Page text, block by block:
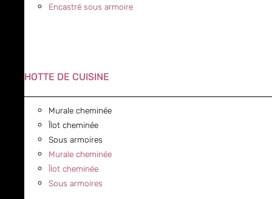
Encastré sous armoire
HOTTE DE CUISINE
Murale cheminée
Îlot cheminée
Sous armoires
Murale cheminée
Îlot cheminée
Sous armoires